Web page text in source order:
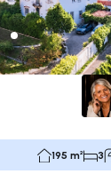
195 m² 3